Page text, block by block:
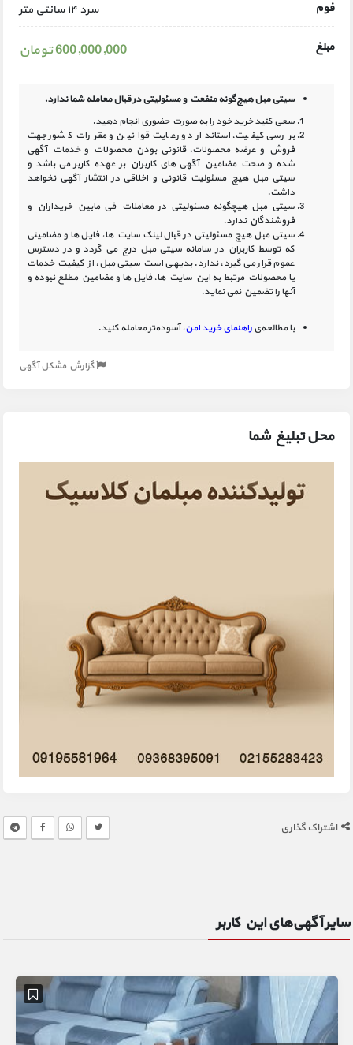
فوم سرد ۱۴ سانتی متر
مبلغ 600,000,000 تومان
سیتی مبل هیچ‌گونه منفعت و مسئولیتی درقبال معامله شما ندارد.
سعی کنید خرید خود را به صورت حضوری انجام دهید.
بررسی کیفیت، استاندارد و رعایت قوانین و مقررات کشور جهت
فروش و عرضه محصولات، قانونی بودن محصولات و خدمات آگهی
شده و صحت مضامین آگهی‏ های کاربران بر عهده کاربر می باشد و
سیتی مبل هیچ مسئولیت قانونی و اخلاقی در انتشار آگهی نخواهد
داشت.
سیتی مبل هیچگونه مسئولیتی در معاملات فی مابین خریداران و
فروشندگان ندارد.
سیتی مبل هیچ مسئولیتی در قبال لینک‏ سایت ‏ها، فایل ‏ها و مضامینی
که توسط کاربران در سامانه‏ سیتی مبل درج می گردد و در دسترس
عموم قرار می گیرد، ندارد. بدیهی است سیتی مبل، از کیفیت خدمات
یا محصولات مرتبط به این سایت‏ ها، فایل ها و مضامین مطلع نبوده و
آنها را تضمین نمی نماید.
با مطالعه‌یراهنمای خرید امن، آسوده‌تر معامله کنید.
گزارش مشکل آگهی
محل تبلیغ شما
اشتراک گذاری
سایر آگهی‌های این کاربر